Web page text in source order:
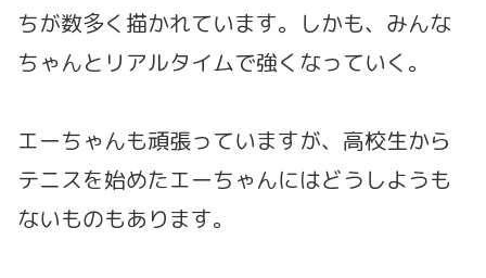
ちが数多く描かれています。しかも、みんな
ちゃんとリアルタイムで強くなっていく。
エーちゃんも頑張っていますが、高校生から
テニスを始めたエーちゃんにはどうしようも
ないものもあります。